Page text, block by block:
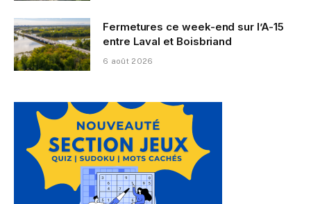
Fermetures ce week-end sur l’A-15
entre Laval et Boisbriand
6 août 2026